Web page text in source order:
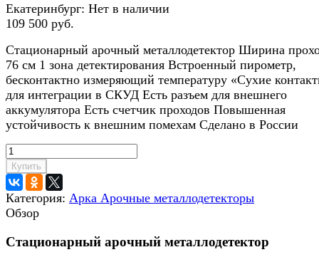
Екатеринбург: Нет в наличии
109 500 руб.
Стационарный арочный металлодетектор Ширина
76 см 1 зона детектирования Встроенный пирометр,
бесконтактно измеряющий температуру «Сухие
для интеграции в СКУД Есть разъем для внешнего
аккумулятора Есть счетчик проходов Повышенная
устойчивость к внешним помехам Сделано в России
Купить
Категория: Арка Арочные металлодетекторы
Обзор
Стационарный арочный металлодетектор